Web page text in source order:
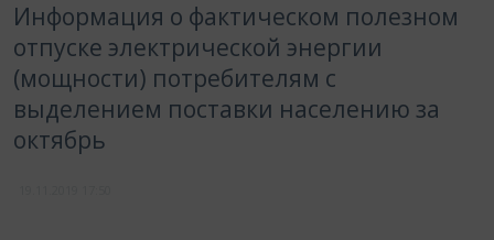
Информация о фактическом полезном
отпуске электрической энергии
(мощности) потребителям с
выделением поставки населению за
октябрь